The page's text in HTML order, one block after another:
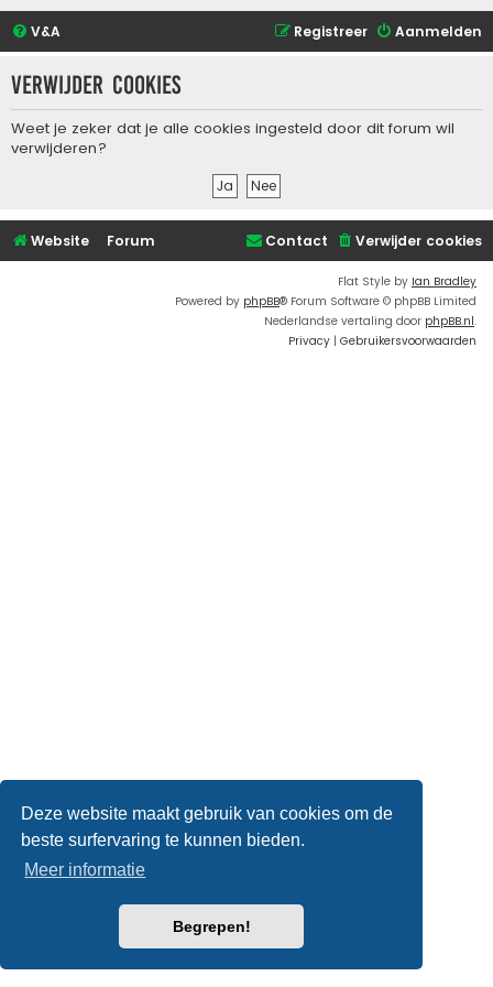
Deze website maakt gebruik van cookies om de
beste surfervaring te kunnen bieden.
Meer informatie
Begrepen!
V&A Aanmelden
Registreer
Verwijder cookies
Weet je zeker dat je alle cookies ingesteld door dit forum wil
verwijderen?
Website Forum Verwijder cookies
Contact
Flat Style by Ian Bradley
Powered by phpBB® Forum Software © phpBB Limited
Nederlandse vertaling door phpBB.nl.
Privacy | Gebruikersvoorwaarden